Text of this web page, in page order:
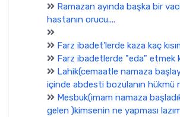
Ramazan ayında başka bir
hastanın orucu....
Farz ibadet'lerde kaza kaç
Farz ibadetlerde "eda" etmek
Lahik(cemaatle namaza
içinde abdesti bozulanın hükmü
Mesbuk(imam namaza
gelen )kimsenin ne yapması